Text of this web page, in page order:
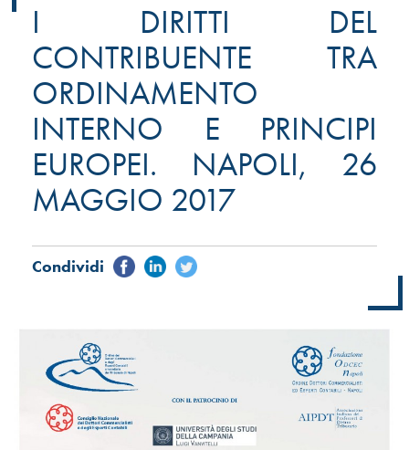
I DIRITTI DEL
CONTRIBUENTE TRA
ORDINAMENTO
INTERNO E PRINCIPI
EUROPEI. NAPOLI, 26
MAGGIO 2017